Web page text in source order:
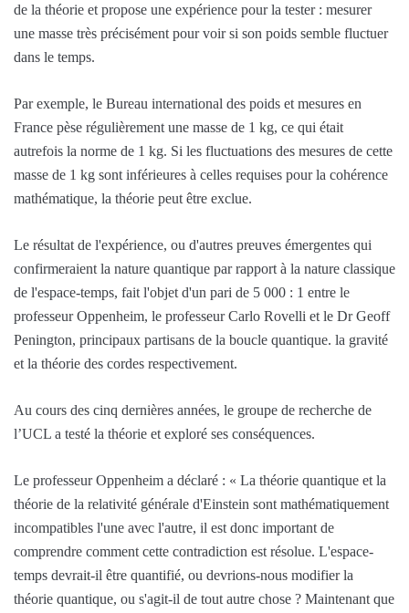
de la théorie et propose une expérience pour la tester : mesurer
une masse très précisément pour voir si son poids semble fluctuer
dans le temps.
Par exemple, le Bureau international des poids et mesures en
France pèse régulièrement une masse de 1 kg, ce qui était
autrefois la norme de 1 kg. Si les fluctuations des mesures de cette
masse de 1 kg sont inférieures à celles requises pour la cohérence
mathématique, la théorie peut être exclue.
Le résultat de l'expérience, ou d'autres preuves émergentes qui
confirmeraient la nature quantique par rapport à la nature classique
de l'espace-temps, fait l'objet d'un pari de 5 000 : 1 entre le
professeur Oppenheim, le professeur Carlo Rovelli et le Dr Geoff
Penington, principaux partisans de la boucle quantique. la gravité
et la théorie des cordes respectivement.
Au cours des cinq dernières années, le groupe de recherche de
l’UCL a testé la théorie et exploré ses conséquences.
Le professeur Oppenheim a déclaré : « La théorie quantique et la
théorie de la relativité générale d'Einstein sont mathématiquement
incompatibles l'une avec l'autre, il est donc important de
comprendre comment cette contradiction est résolue. L'espace-
temps devrait-il être quantifié, ou devrions-nous modifier la
théorie quantique, ou s'agit-il de tout autre chose ? Maintenant que